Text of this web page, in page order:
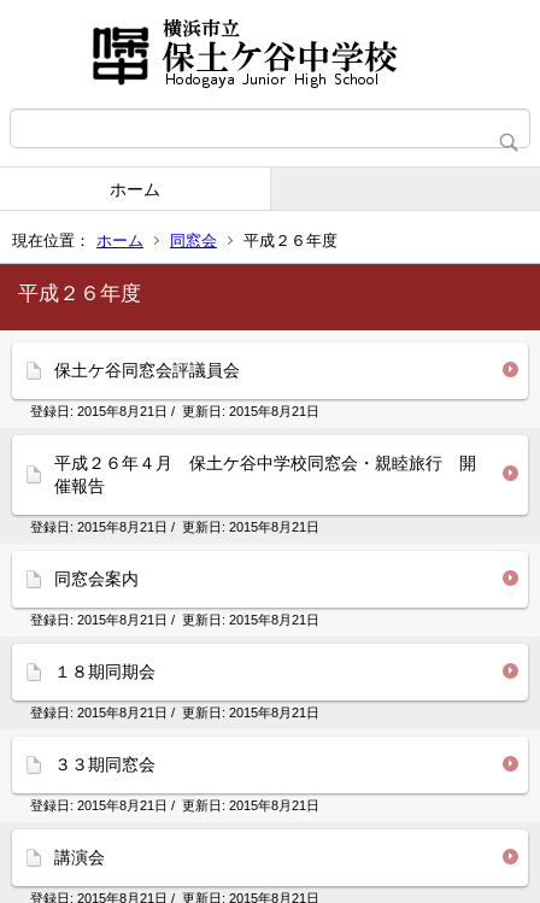
ホーム
現在位置： ホーム 同窓会 平成２６年度
平成２６年度
保土ケ谷同窓会評議員会
登録日: 2015年8月21日 / 更新日: 2015年8月21日
平成２６年４月 保土ケ谷中学校同窓会・親睦旅行 開
催報告
登録日: 2015年8月21日 / 更新日: 2015年8月21日
同窓会案内
登録日: 2015年8月21日 / 更新日: 2015年8月21日
１８期同期会
登録日: 2015年8月21日 / 更新日: 2015年8月21日
３３期同窓会
登録日: 2015年8月21日 / 更新日: 2015年8月21日
講演会
登録日: 2015年8月21日 / 更新日: 2015年8月21日